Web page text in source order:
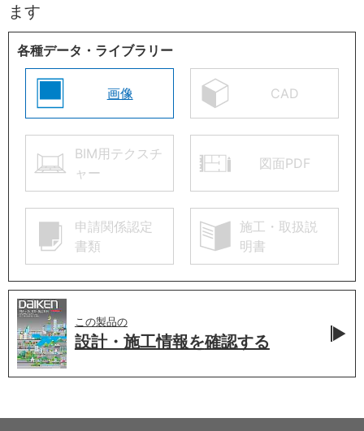
ます
各種データ・ライブラリー
画像 CAD
BIM用テクスチ
ャー
図面PDF
申請関係認定
書類
施工・取扱説
明書
この製品の
設計・施工情報を確認する